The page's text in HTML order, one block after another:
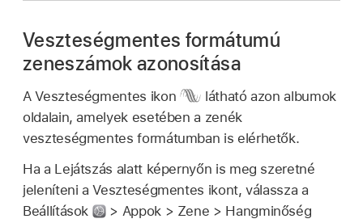
Veszteségmentes formátumú
zeneszámok azonosítása
A Veszteségmentes ikon
látható azon albumok
oldalain, amelyek esetében a zenék
veszteségmentes formátumban is elérhetők.
Ha a Lejátszás alatt képernyőn is meg szeretné
jeleníteni a Veszteségmentes ikont, válassza a
Beállítások
> Appok > Zene > Hangminőség